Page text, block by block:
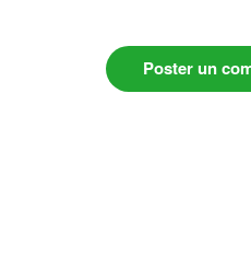
Poster un